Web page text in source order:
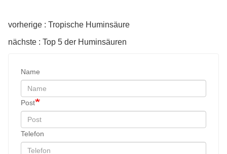
vorherige : Tropische Huminsäure
nächste : Top 5 der Huminsäuren
Name
Post
Telefon